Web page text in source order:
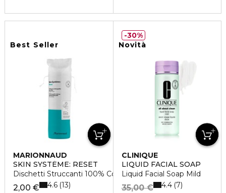
Best Seller
MARIONNAUD
SKIN SYSTÈME: RESET
Dischetti Struccanti 100% Cotone
2,00 € 4.6 13
Novità
CLINIQUE
LIQUID FACIAL SOAP
Liquid Facial Soap Mild
35,00 € 4.4 7
30%